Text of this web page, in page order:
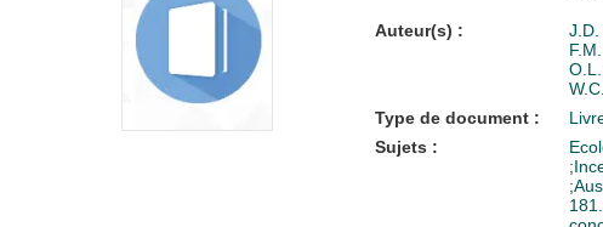
Auteur(s) : J.D.
Type de document :
Sujets :
;
;